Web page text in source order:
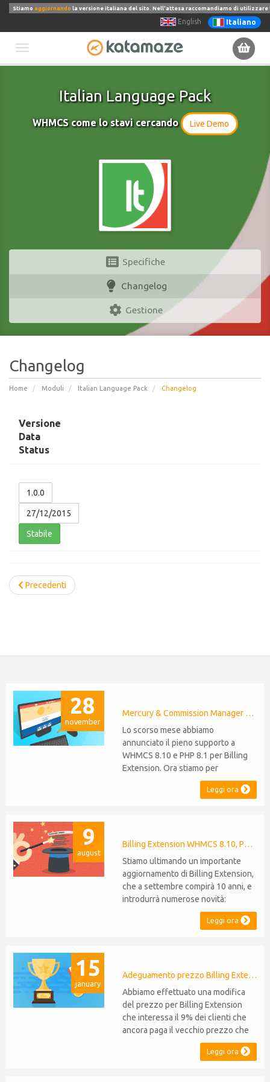
Stiamoaggiornando la versione italiana del sito. Nell'attesa raccomandiamo di utilizzare
English Italiano
navigationItalian Language Pack
WHMCS come lo stavi cercando Live Demo
Specifiche
Changelog
Gestione
Changelog
Home Moduli Italian Language Pack Changelog
Versione
Data
Status
1.0.0
27/12/2015
Stabile
Precedenti
28
november
Mercury & Commission Manager WHMCS 8.11, PHP 8.2
Lo scorso mese abbiamo
annunciato il pieno supporto a
WHMCS 8.10 e PHP 8.1 per Billing
Extension. Ora stiamo per
estendere lo stesso livello di
compatibilità a Commission
recentemente rilasciato WHMCS
8.11, che introduce il supporto a
PHP 8.2. Questo non modifica il...
Leggi ora
9
august
Billing Extension WHMCS 8.10, PHP 8.1
Stiamo ultimando un importante
aggiornamento di Billing Extension,
che a settembre compirà 10 anni, e
introdurrà numerose novità:
Supporto WHMCS 8.10: il modulo
sarà compatibile con WHMCS 8.10,
rinunciare a funzionalità Supporto
P...
Leggi ora
15
january
Adeguamento prezzo Billing Extension
Abbiamo effettuato una modifica
del prezzo per Billing Extension
che interessa il 9% dei clienti che
ancora paga il vecchio prezzo che
anni fa è stato portato da 95 a 149
euro annui. Era il 2014 quando
Leggi ora